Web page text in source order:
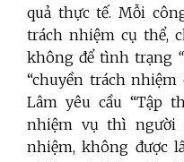
quả thực tế. Mỗi
trách nhiệm cụ thể,
không để tình trạng “
“chuyền trách
Lâm yêu cầu “Tập
nhiệm vụ thì người
nhiệm, không được